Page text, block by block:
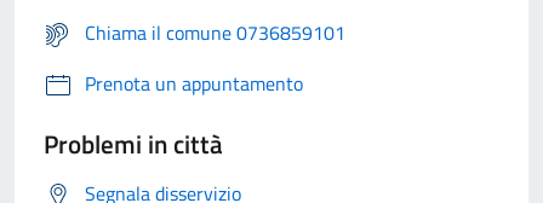
Chiama il comune 0736859101
Prenota un appuntamento
Problemi in città
Segnala disservizio